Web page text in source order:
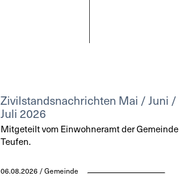
Zivilstandsnachrichten Mai / Juni /
Juli 2026
Mitgeteilt vom Einwohneramt der Gemeinde
Teufen.
06.08.2026 / Gemeinde